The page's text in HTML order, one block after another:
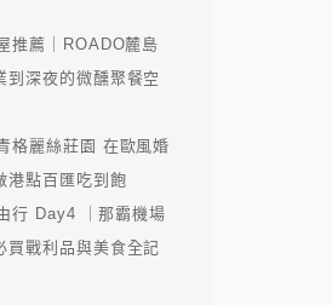
推薦｜ROADO麓島
到深夜的微醺聚餐空
格麗絲莊園 在歐風婚
港點百匯吃到飽
行 Day4 ｜那霸機場
買戰利品與美食全記